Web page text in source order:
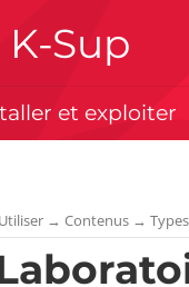
Sup
et exploiter
Utiliser →Contenus →